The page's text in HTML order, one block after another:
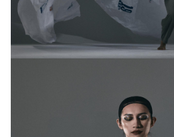
Performance Art